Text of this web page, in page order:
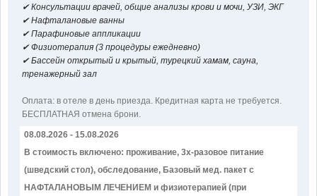
БРОНЬ И ОПЛАТА
✔ Консультации врачей, oбщие анализы крови и мочи, УЗИ, ЭКГ
✔ Нафталановые ванны
✔ Парафиновые аппликации
✔ Физиотерапия (3 процедуры ежедневно)
✔ Бассейн открытый и крытый, турецкий хамам, сауна,
тренажерный зал
Оплатa: в отеле в день приезда. Кредитная карта не требуется.
БЕСПЛАТНАЯ отмена брони.
08.08.2026 - 15.08.2026
В стоимость включено: проживание, 3х-разовое питание
(шведский стол), обследование, Базовый мед. пакет с
НАФТАЛАНОВЫМ ЛЕЧЕНИЕМ и физиотерапией (при